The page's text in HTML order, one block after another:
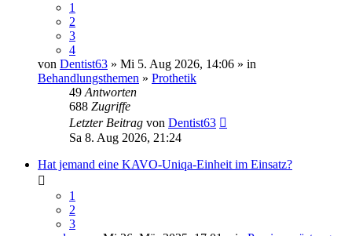
1
2
3
4
von Dentist63 » Mi 5. Aug 2026, 14:06 » in
Behandlungsthemen » Prothetik
49 Antworten
688 Zugriffe
Letzter Beitrag von Dentist63
Sa 8. Aug 2026, 21:24
Hat jemand eine KAVO-Uniqa-Einheit im Einsatz?
1
2
3